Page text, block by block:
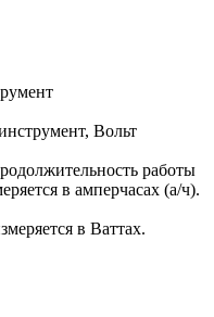
Вольт
работы
в амперчасах (а/ч).
в Ваттах.